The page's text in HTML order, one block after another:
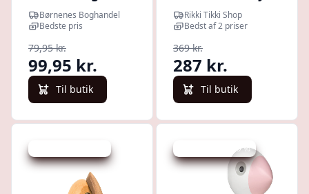
Dinosaurfest
Børnenes Boghandel
Bedste pris
79,95 kr.
99,95 kr.
Til butik
Pick-me-up (L)
Rikki Tikki Shop
Bedst af 2 priser
369 kr.
287 kr.
Til butik
Udsalg - spar 19 %